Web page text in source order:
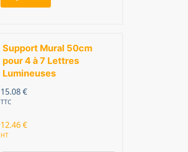
Support Mural 50cm
pour 4 à 7 Lettres
Lumineuses
15.08€
TTC
12.46€
HT